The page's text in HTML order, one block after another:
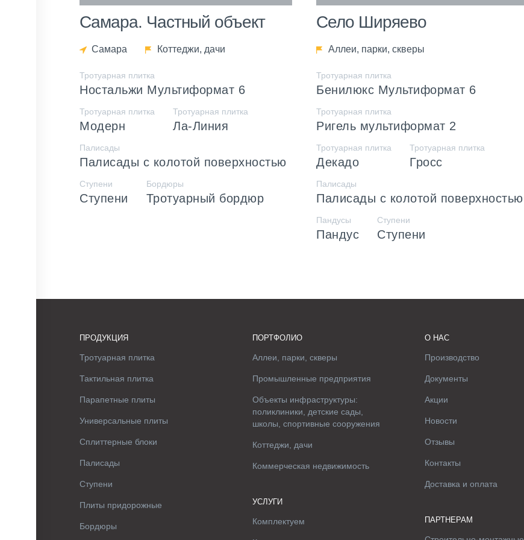
Самара. Частный объект
Самара Коттеджи, дачи
Тротуарная плитка
Ностальжи Мультиформат 6
Тротуарная плитка
Модерн
Тротуарная плитка
Ла-Линия
Палисады
Палисады с колотой поверхностью
Ступени
Ступени
Бордюры
Тротуарный бордюр
Село Ширяево
Аллеи, парки, скверы
Тротуарная плитка
Бенилюкс Мультиформат 6
Тротуарная плитка
Ригель мультиформат 2
Тротуарная плитка
Декадо
Тротуарная плитка
Гросс
Палисады
Палисады с колотой поверхностью
Пандусы
Пандус
Ступени
Ступени
ПРОДУКЦИЯ
Тротуарная плитка
Тактильная плитка
Парапетные плиты
Универсальные плиты
Сплиттерные блоки
Палисады
Ступени
Плиты придорожные
Бордюры
ПОРТФОЛИО
Аллеи, парки, скверы
Промышленные предприятия
Объекты инфраструктуры:
поликлиники, детские сады,
школы, спортивные сооружения
Коттеджи, дачи
Коммерческая недвижимость
УСЛУГИ
Комплектуем
О НАС
Производство
Документы
Акции
Новости
Отзывы
Контакты
Доставка и оплата
ПАРТНЕРАМ